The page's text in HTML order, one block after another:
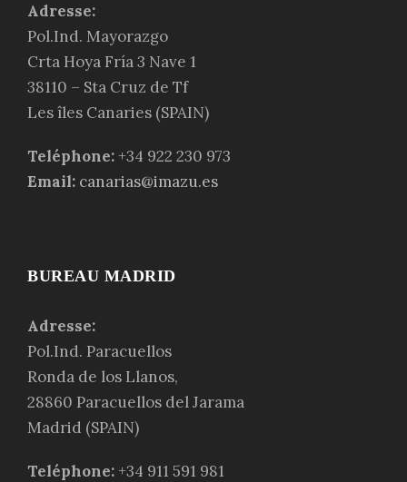
Adresse:
Pol.Ind. Mayorazgo
Crta Hoya Fría 3 Nave 1
38110 – Sta Cruz de Tf
Lesîles Canaries (SPAIN)
Teléphone:+34 922 230 973
Email: canarias@imazu.es
BUREAU MADRID
Adresse:
Pol.Ind. Paracuellos
Ronda de los Llanos,
28860 Paracuellos del Jarama
Madrid (SPAIN)
Teléphone:+34 911 591 981